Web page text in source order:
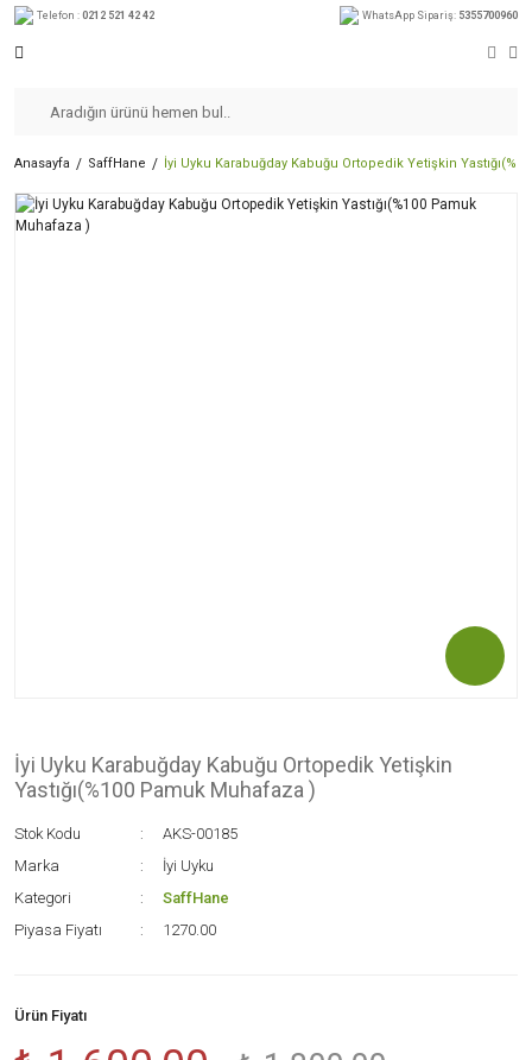
Telefon : 0212 521 42 42 WhatsApp Sipariş: 5355700960
Anasayfa SaffHane İyi Uyku Karabuğday Kabuğu Ortopedik Yetişkin
İyi Uyku Karabuğday Kabuğu Ortopedik Yetişkin
Yastığı(%100 Pamuk Muhafaza )
Stok Kodu
AKS-00185
Marka
İyi Uyku
Kategori
SaffHane
Piyasa Fiyatı
1270.00
Ürün Fiyatı